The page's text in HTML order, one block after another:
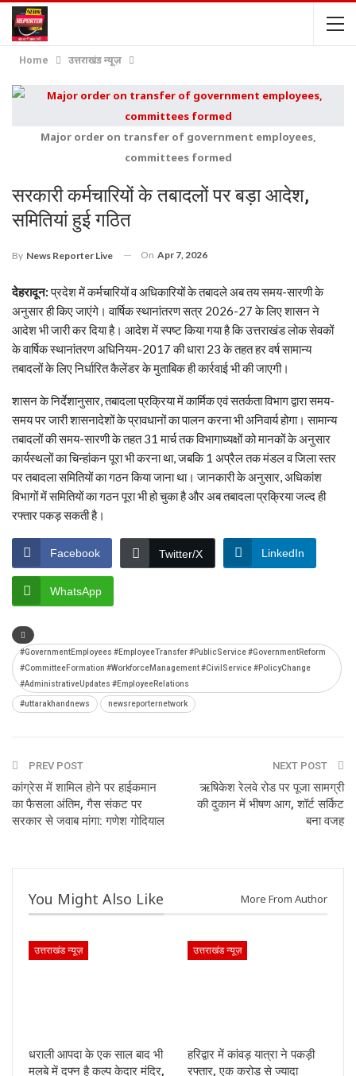
Home उत्तराखंड न्यूज़
Major order on transfer of government employees,
committees formed
सरकारी कर्मचारियों के तबादलों पर बड़ा आदेश,
समितियां हुई गठित
By News Reporter Live On Apr 7, 2026
देहरादून:प्रदेश में कर्मचारियों व अधिकारियों के तबादले अब तय समय-सारणी के
अनुसार ही किए जाएंगे। वार्षिक स्थानांतरण सत्र 2026-27 के लिए शासन ने
आदेश भी जारी कर दिया है। आदेश में स्पष्ट किया गया है कि उत्तराखंड लोक सेवकों
के वार्षिक स्थानांतरण अधिनियम-2017 की धारा 23 के तहत हर वर्ष सामान्य
तबादलों के लिए निर्धारित कैलेंडर के मुताबिक ही कार्रवाई भी की जाएगी।
शासन के निर्देशानुसार, तबादला प्रक्रिया में कार्मिक एवं सतर्कता विभाग द्वारा समय-
समय पर जारी शासनादेशों के प्रावधानों का पालन करना भी अनिवार्य होगा। सामान्य
तबादलों की समय-सारणी के तहत 31 मार्च तक विभागाध्यक्षों को मानकों के अनुसार
कार्यस्थलों का चिन्हांकन पूरा भी करना था, जबकि 1 अप्रैल तक मंडल व जिला स्तर
पर तबादला समितियों का गठन किया जाना था। जानकारी के अनुसार, अधिकांश
विभागों में समितियों का गठन पूरा भी हो चुका है और अब तबादला प्रक्रिया जल्द ही
रफ्तार पकड़ सकती है।
Facebook Twitter/X LinkedIn
WhatsApp
#GovernmentEmployees #EmployeeTransfer #PublicService #GovernmentReform
#CommitteeFormation #WorkforceManagement #CivilService #PolicyChange
#AdministrativeUpdates #EmployeeRelations
#uttarakhandnews newsreporternetwork
PREV POST
कांग्रेस में शामिल होने पर हाईकमान
का फैसला अंतिम, गैस संकट पर
सरकार से जवाब मांगा: गणेश गोदियाल
NEXT POST
ऋषिकेश रेलवे रोड पर पूजा सामग्री
की दुकान में भीषण आग, शॉर्ट सर्किट
बना वजह
You Might Also Like More From Author
उत्तराखंड न्यूज़
धराली आपदा के एक साल बाद भी
मलबे में दफ्न है कल्प केदार मंदिर,
उत्तराखंड न्यूज़
हरिद्वार में कांवड़ यात्रा ने पकड़ी
रफ्तार, एक करोड़ से ज्यादा